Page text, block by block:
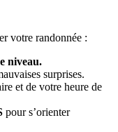
votre randonnée :
niveau.
surprises.
et de votre heure de
pour s’orienter